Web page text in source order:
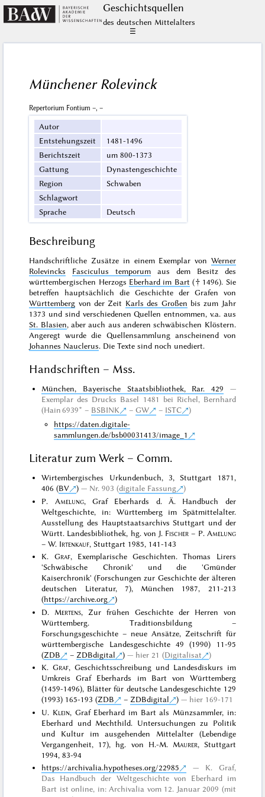
Geschichts­quellen
des deutschen Mittelalters
☰
Münchener Rolevinck
Repertorium Fontium –, –
Autor
Entstehungszeit
1481-1496
Berichtszeit
um 800-1373
Gattung
Dynastengeschichte
Region
Schwaben
Schlagwort
Sprache
Deutsch
Beschreibung
Handschriftliche Zusätze in einem Exemplar von Werner
Rolevincks
Fasciculus temporum aus dem Besitz des
württembergischen Herzogs Eberhard im Bart († 1496). Sie
betreffen hauptsächlich die Geschichte der Grafen von
Württemberg von der Zeit Karls des Großen bis zum Jahr
1373 und sind verschiedenen Quellen entnommen, v.a. aus
St. Blasien, aber auch aus anderen schwäbischen Klöstern.
Angeregt wurde die Quellensammlung anscheinend von
Johannes Nauclerus. Die Texte sind noch unediert.
Handschriften – Mss.
München, Bayerische Staatsbibliothek, Rar. 429
Exemplar des Drucks Basel 1481 bei Richel, Bernhard
(Hain 6939* – BSBINK –GW – ISTC
)
https://daten.digitale-
sammlungen.de/bsb00031413/image_1
Literatur zum Werk – Comm.
Wirtembergisches Urkundenbuch, 3, Stuttgart 1871,
406 (BV ) Nr. 903 (digitale Fassung
)
P. Amelung, Graf Eberhards d. Ä. Handbuch der
Weltgeschichte, in: Württemberg im Spätmittelalter.
Ausstellung des Hauptstaatsarchivs Stuttgart und der
Württ. Landesbibliothek, hg. von J. Fischer – P. Amelung
– W. Irtenkauf, Stuttgart 1985, 141-143
K. Graf, Exemplarische Geschichten. Thomas Lirers
'Schwäbische Chronik' und die 'Gmünder
Kaiserchronik' (Forschungen zur Geschichte der älteren
deutschen Literatur, 7), München 1987, 211-213
(https://archive.org
)
D. Mertens, Zur frühen Geschichte der Herren von
Württemberg. Traditionsbildung –
Forschungsgeschichte – neue Ansätze, Zeitschrift für
württembergische Landesgeschichte 49 (1990) 11-95
(ZDB – ZDBdigital ) hier 21 (Digitalisat
)
K.Graf, Geschichtsschreibung und Landesdiskurs im
Umkreis Graf Eberhards im Bart von Württemberg
(1459-1496), Blätter für deutsche Landesgeschichte 129
(1993) 165-193 (ZDB – ZDBdigital )
hier 169-171
U. Klein, Graf Eberhard im Bart als Münzsammler, in:
Eberhard und Mechthild. Untersuchungen zu Politik
und Kultur im ausgehenden Mittelalter (Lebendige
Vergangenheit, 17), hg. von H.-M. Maurer, Stuttgart
1994, 83-94
https://archivalia.hypotheses.org/22985
K. Graf,
Das Handbuch der Weltgeschichte von Eberhard im
Bart ist online, in: Archivalia vom 12. Januar 2009 (mit